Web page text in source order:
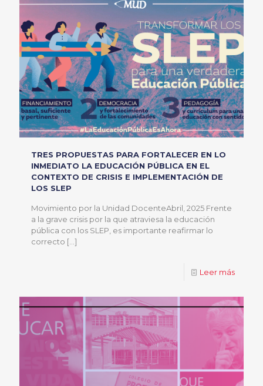
TRES PROPUESTAS PARA FORTALECER EN LO
INMEDIATO LA EDUCACIÓN PÚBLICA EN EL
CONTEXTO DE CRISIS E IMPLEMENTACIÓN DE
LOS SLEP
Movimiento por la Unidad DocenteAbril, 2025 Frente
a la grave crisis por la que atraviesa la educación
pública con los SLEP, es importante reafirmar lo
correcto […]
Leer más